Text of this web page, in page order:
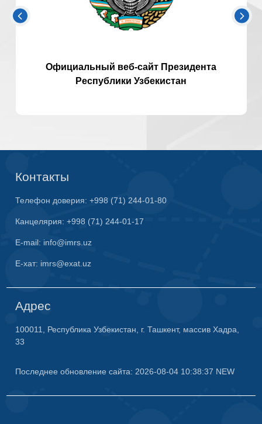
Официальный веб-сайт Президента
Республики Узбекистан
Контакты
Телефон доверия: +998 (71) 244-01-80
Канцелярия: +998 (71) 244-01-17
E-mail: info@imrs.uz
E-хат: imrs@exat.uz
Адрес
100011, Республика Узбекистан, г. Ташкент, массив Хадра,
33
Последнее обновление сайта: 2026-08-04 10:38:37 NEW